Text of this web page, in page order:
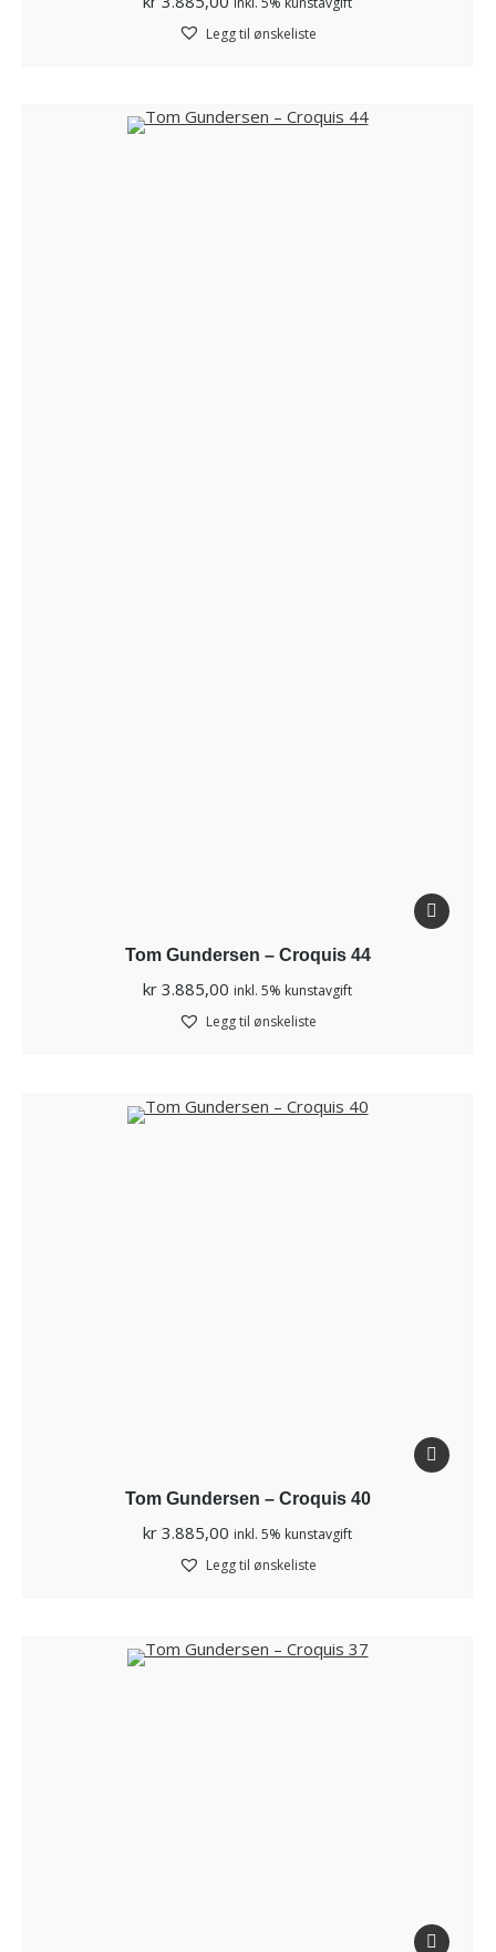
Legg til ønskeliste
Tom Gundersen – Croquis 44
kr 3.885,00 inkl. 5% kunstavgift
Legg til ønskeliste
Tom Gundersen – Croquis 40
kr 3.885,00 inkl. 5% kunstavgift
Legg til ønskeliste